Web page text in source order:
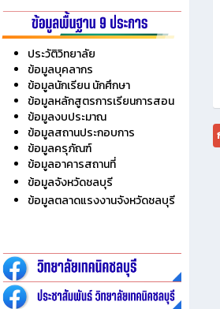
การเพิ่มรายวิชาเข้าแถวสำหรับครู
การเชื่อมต่อ Wifi วิทยาลัย
การใช้งานระบบ VCOP สำหรับ
นักเรียน
ประวัติวิทยาลัย
ข้อมูลบุคลากร
ข้อมูลนักเรียน นักศึกษา
ข้อมูลหลักสูตรการเรียนการสอน
ข้อมูลงบประมาณ
ข้อมูลสถานประกอบการ
ข้อมูลตลาดแรงงานจังหวัดชลบุรี